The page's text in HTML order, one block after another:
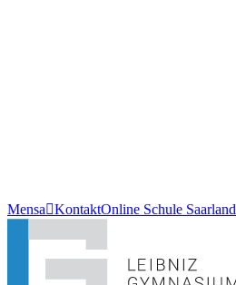
Mensa KontaktOnline Schule Saarland